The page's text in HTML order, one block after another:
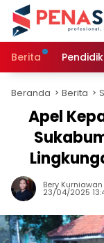
Langsung
konten
Berita
Beranda Berita
Apel
Bery Kurniawan
23/04/2025